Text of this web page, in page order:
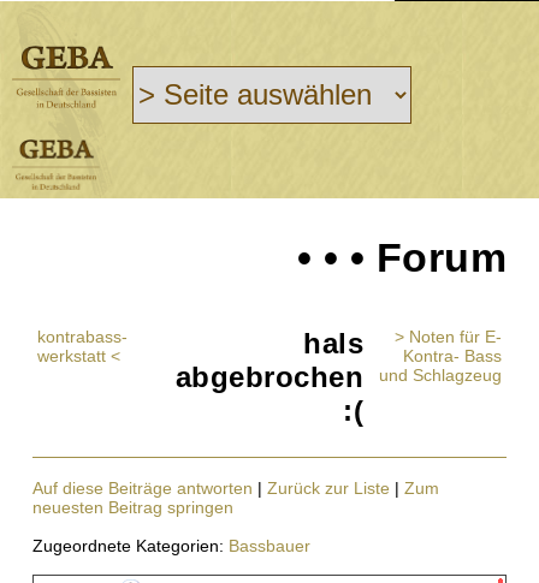
• • • Forum
kontrabass-
werkstatt <
hals
abgebrochen
:(
> Noten für E-
Kontra- Bass
und Schlagzeug
Auf diese Beiträge antworten | Zurück zur Liste | Zum
neuesten Beitrag springen
Zugeordnete Kategorien: Bassbauer